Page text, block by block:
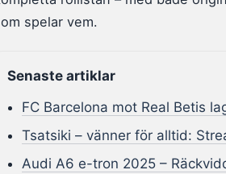
spelar vem.
Senaste artiklar
FC Barcelona mot Real Betis
Tsatsiki – vänner för alltid:
Audi A6 e-tron 2025 –